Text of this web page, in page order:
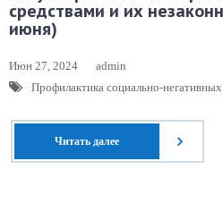
средствами и их
июня)
Июн 27, 2024
admin
Профилактика социально-
Читать далее